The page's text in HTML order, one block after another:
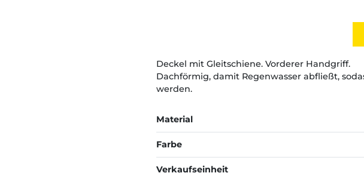
Deckel mit Gleitschiene. Vorderer Handgriff.
Dachförmig, damit Regenwasser abfließt,
werden.
Material
Farbe
Verkaufseinheit